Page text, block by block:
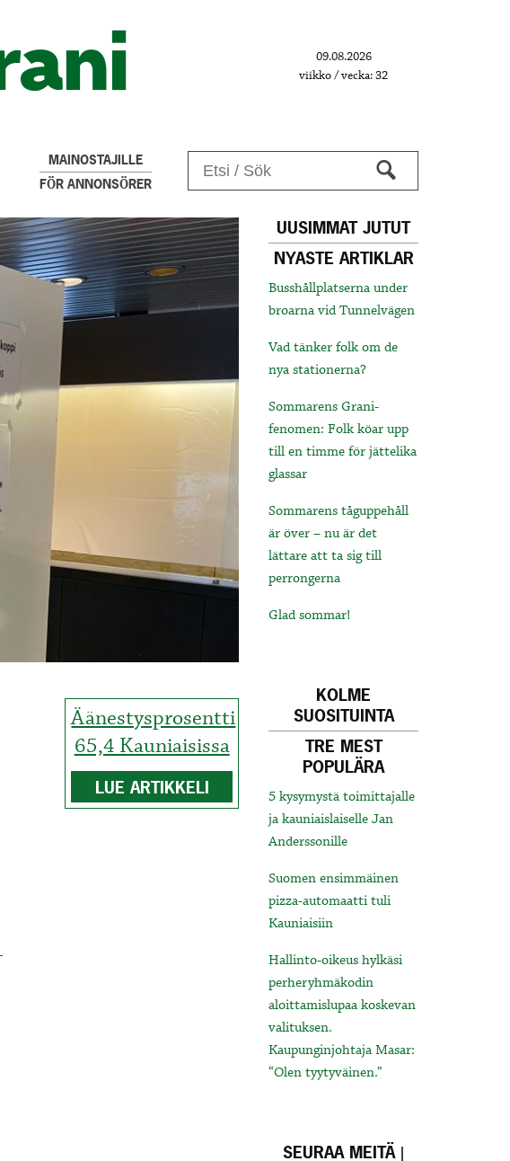
09.08.2026
viikko / vecka: 32
MAINOSTAJILLE
FÖR ANNONSÖRER
Äänestysprosentti
65,4 Kauniaisissa
LUE ARTIKKELI
UUSIMMAT JUTUT
NYASTE ARTIKLAR
Busshållplatserna under
broarna vid Tunnelvägen
Vad tänker folk om de
nya stationerna?
Sommarens Grani-
fenomen: Folk köar upp
till en timme för jättelika
glassar
Sommarens tåguppehåll
är över – nu är det
lättare att ta sig till
perrongerna
Glad sommar!
KOLME
SUOSITUINTA
TRE MEST
POPULÄRA
5 kysymystä toimittajalle
ja kauniaislaiselle Jan
Anderssonille
Suomen ensimmäinen
pizza-automaatti tuli
Kauniaisiin
Hallinto-oikeus hylkäsi
perheryhmäkodin
aloittamislupaa koskevan
valituksen.
Kaupunginjohtaja Masar:
“Olen tyytyväinen.”
SEURAA MEITÄ |